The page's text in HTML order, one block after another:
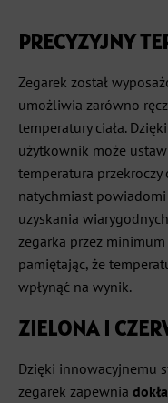
PRECYZYJNY
Zegarek został
umożliwia zarówno
temperatury ciała.
użytkownik może
temperatura
natychmiast
uzyskania
zegarka przez
pamiętając, że
wpłynąć na wynik.
ZIELONA I
Dzięki innowacyjnemu
zegarek zapewnia